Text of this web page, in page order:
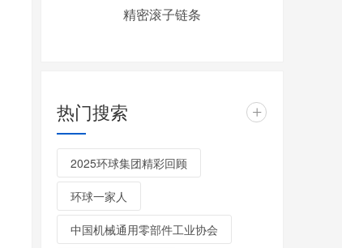
精密滚子链条
热门搜索 +
2025环球集团精彩回顾
环球一家人
中国机械通用零部件工业协会